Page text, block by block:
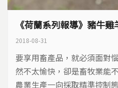
《荷蘭系列報導》豬牛
2018-08-31
要享用畜產品，就必須面對
然不太愉快，卻是畜牧業能
農業生產一向採取精準控制